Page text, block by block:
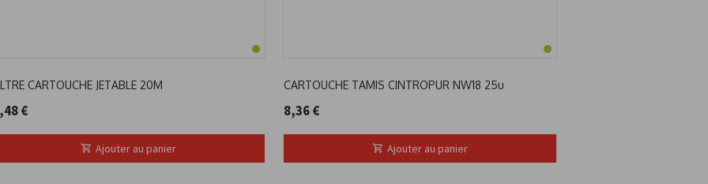
CARTOUCHE JETABLE 20M
€
Ajouter au panier
CARTOUCHE TAMIS CINTROPUR NW18 25u
8,36 €
Ajouter au panier